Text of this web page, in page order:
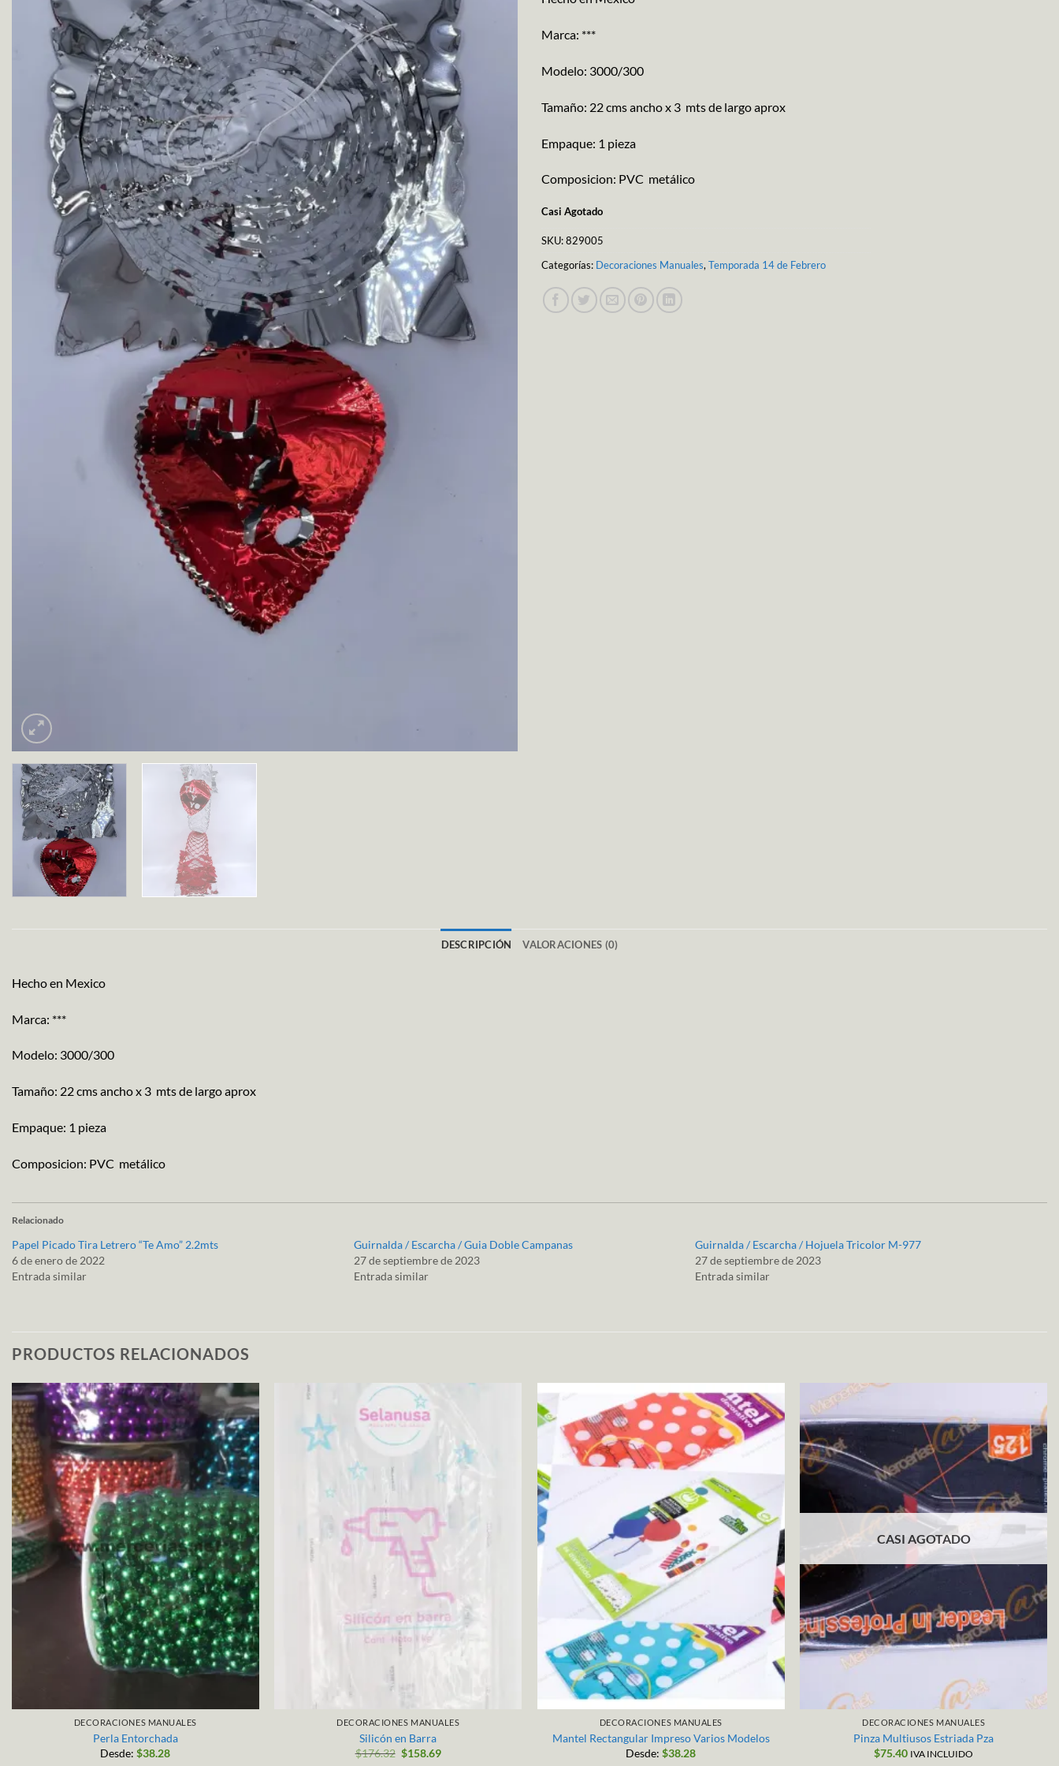
Marca: ***
Modelo: 3000/300
Tamaño: 22 cms ancho x 3 mts de largo aprox
Empaque: 1 pieza
Composicion: PVC metálico
Casi Agotado
SKU:829005
Categorías: Decoraciones Manuales, Temporada 14 de Febrero
DESCRIPCIÓN VALORACIONES (0)
Hecho en Mexico
Marca: ***
Modelo: 3000/300
Tamaño: 22 cms ancho x 3 mts de largo aprox
Empaque: 1 pieza
Composicion: PVC metálico
Relacionado
Papel Picado Tira Letrero “Te Amo” 2.2mts
6 de enero de 2022
Entrada similar
Guirnalda / Escarcha / Guia Doble Campanas
27 de septiembre de 2023
Entrada similar
Guirnalda / Escarcha / Hojuela Tricolor M-977
27 de septiembre de 2023
Entrada similar
PRODUCTOS RELACIONADOS
DECORACIONES MANUALES
Perla Entorchada
Desde:$38.28
DECORACIONES MANUALES
Silicón en Barra
$176.32 $158.69
DECORACIONES MANUALES
Mantel Rectangular Impreso Varios Modelos
Desde:$38.28
CASI AGOTADO
DECORACIONES MANUALES
Pinza Multiusos Estriada Pza
$75.40 IVA INCLUIDO